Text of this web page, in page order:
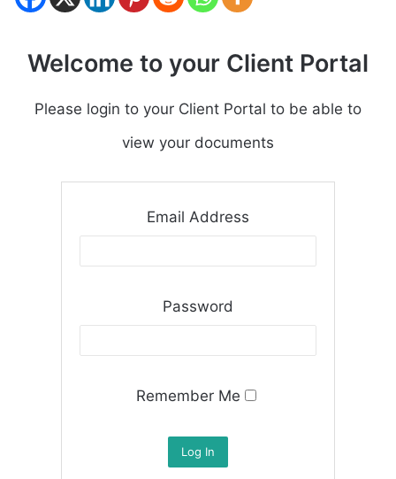
Welcome to your Client Portal
Please login to your Client Portal to be able to
view your documents
Email Address
Password